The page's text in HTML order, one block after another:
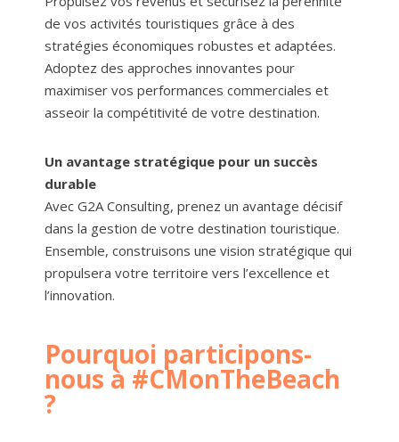
de vos activités touristiques grâce à des
stratégies économiques robustes et adaptées.
Adoptez des approches innovantes pour
maximiser vos performances commerciales et
asseoir la compétitivité de votre destination.
Un avantage stratégique pour un succès
durable
Avec G2A Consulting, prenez un avantage décisif
dans la gestion de votre destination touristique.
Ensemble, construisons une vision stratégique qui
propulsera votre territoire vers l’excellence et
l’innovation.
Pourquoi participons-
nous à #CMonTheBeach
?